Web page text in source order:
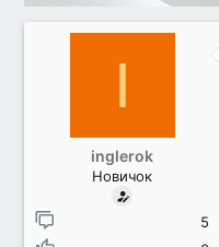
а
I
inglerok
Новичок
5